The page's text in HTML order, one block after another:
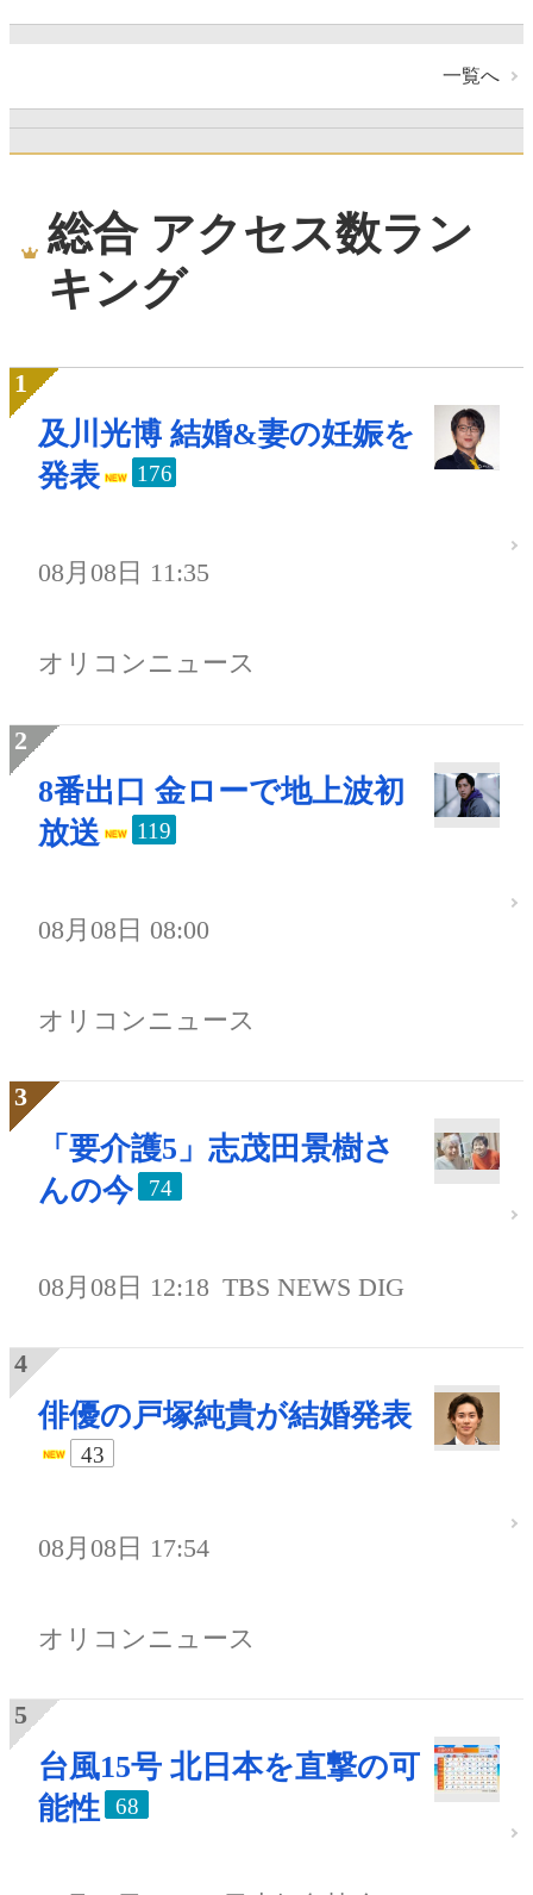
一覧へ
総合 アクセス数ラン
キング
及川光博 結婚&妻の妊娠を
発表
176
08月08日 11:35
オリコンニュース
8番出口 金ローで地上波初
放送
119
08月08日 08:00
オリコンニュース
「要介護5」志茂田景樹さ
んの今
74
08月08日 12:18 TBS NEWS DIG
俳優の戸塚純貴が結婚発表
43
08月08日 17:54
オリコンニュース
台風15号 北日本を直撃の可
能性
68